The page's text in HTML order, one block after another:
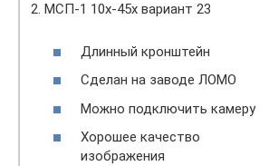
2. МСП-1 10х-45х вариант 23
Длинный кронштейн
Сделан на заводе ЛОМО
Можно подключить камеру
Хорошее качество
изображения